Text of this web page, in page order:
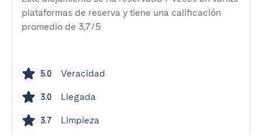
plataformas de reserva y tiene una calificación
promedio de 3,7/5
5.0 Veracidad
3.0 Llegada
3.7 Limpieza